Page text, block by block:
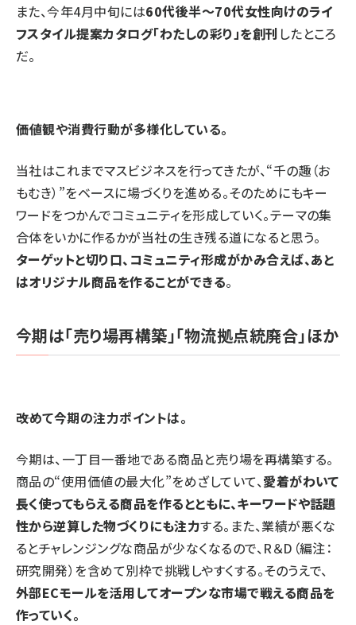
また、今年4月中旬には60代後半～70代女性向けのライ
フスタイル提案カタログ「わたしの彩り」を創刊 したところ
だ。
――価値観や消費行動が多様化している。
当社はこれまでマスビジネスを行ってきたが、“千の趣（お
もむき）”をベースに場づくりを進める。そのためにもキー
ワードをつかんでコミュニティを形成していく。テーマの集
合体をいかに作るかが当社の生き残る道になると思う。
ターゲットと切り口、コミュニティ形成がかみ合えば、あと
はオリジナル商品を作ることができる。
今期は「売り場再構築」「物流拠点統廃合」ほか
――改めて今期の注力ポイントは。
今期は、一丁目一番地である商品と売り場を再構築する。
商品の“使用価値の最大化”をめざしていて、愛着がわいて
長く使ってもらえる商品を作るとともに、キーワードや話題
性から逆算した物づくりにも注力する。また、業績が悪くな
るとチャレンジングな商品が少なくなるので、R＆D（編注：
研究開発）を含めて別枠で挑戦しやすくする。そのうえで、
外部ECモールを活用してオープンな市場で戦える商品を
作っていく。